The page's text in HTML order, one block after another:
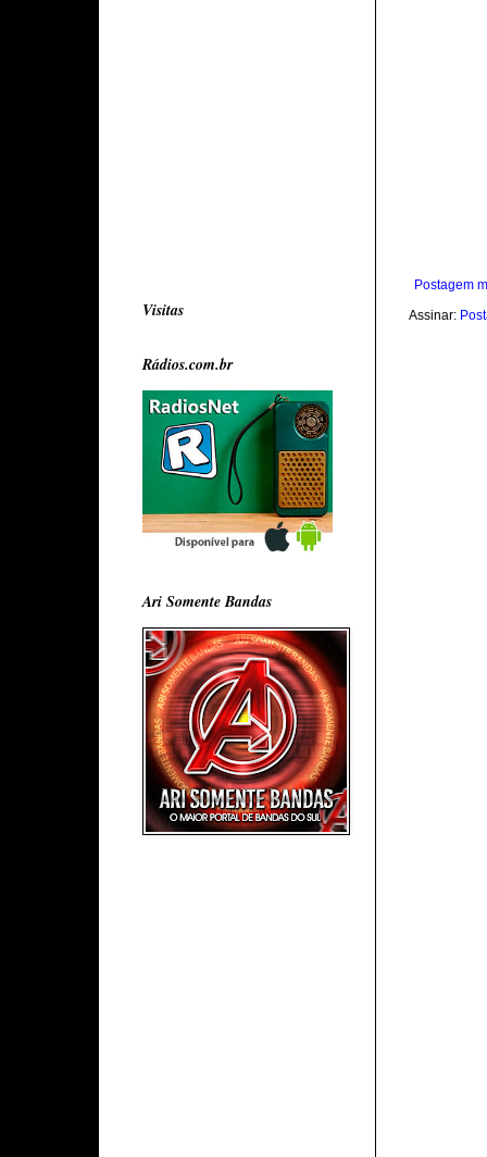
Postagem
Assinar:
Visitas
Rádios.com.br
Ari Somente Bandas